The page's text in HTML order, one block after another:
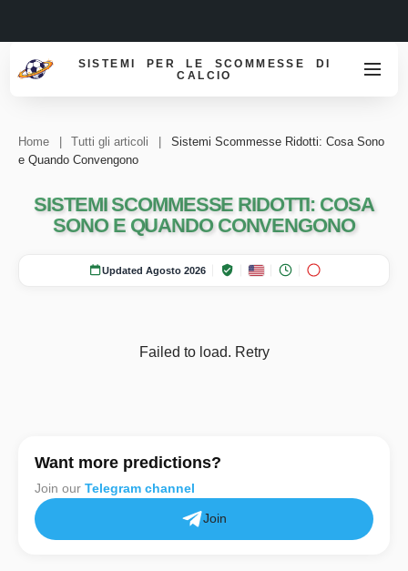
SISTEMI PER LE SCOMMESSE DI
CALCIO
Home Tutti gli articoli
Sistemi Scommesse Ridotti: Cosa Sono
e Quando Convengono
SISTEMI SCOMMESSE RIDOTTI: COSA
SONO E QUANDO CONVENGONO
Updated Agosto 2026
Failed to load. Retry
Want more predictions?
Join our Telegram channel
Join